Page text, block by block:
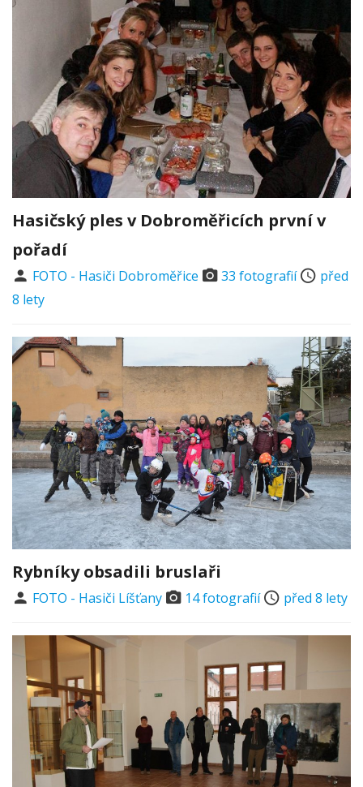
Hasičský ples v Dobroměřicích první v
pořadí
FOTO - Hasiči Dobroměřice 33 fotografií
před
8 lety
Rybníky obsadili bruslaři
FOTO - Hasiči Líšťany 14 fotografií před 8 lety